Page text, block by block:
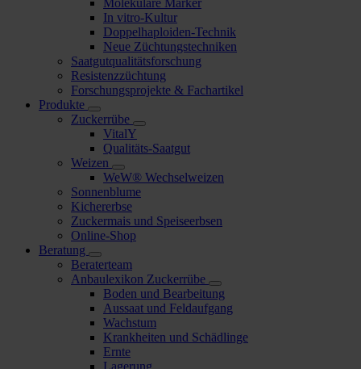
In vitro-Kultur
Doppelhaploiden-Technik
Neue Züchtungstechniken
Saatgutqualitätsforschung
Resistenzzüchtung
Forschungsprojekte & Fachartikel
Produkte
Zuckerrübe
VitalY
Qualitäts-Saatgut
Weizen
WeW® Wechselweizen
Sonnenblume
Kichererbse
Zuckermais und Speiseerbsen
Online-Shop
Beratung
Beraterteam
Anbaulexikon Zuckerrübe
Boden und Bearbeitung
Aussaat und Feldaufgang
Wachstum
Krankheiten und Schädlinge
Ernte
Lagerung